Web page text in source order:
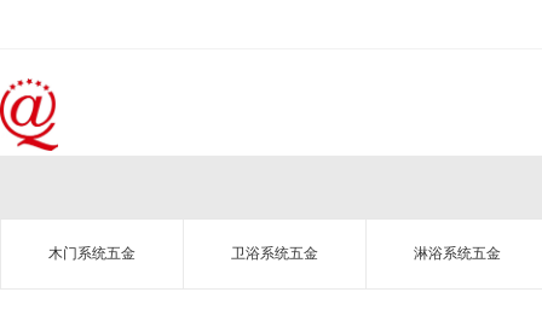
木门系统五金 卫浴系统五金 淋浴系统五金